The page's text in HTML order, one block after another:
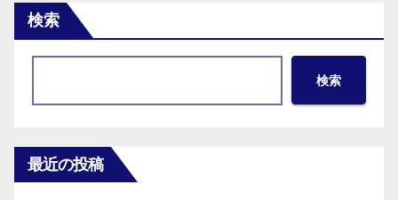
検索
検索
最近の投稿